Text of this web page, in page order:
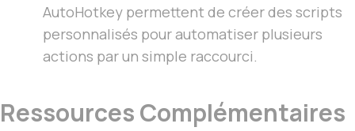
AutoHotkey permettent de créer des scripts
personnalisés pour automatiser plusieurs
actions par un simple raccourci.
Ressources Complémentaires